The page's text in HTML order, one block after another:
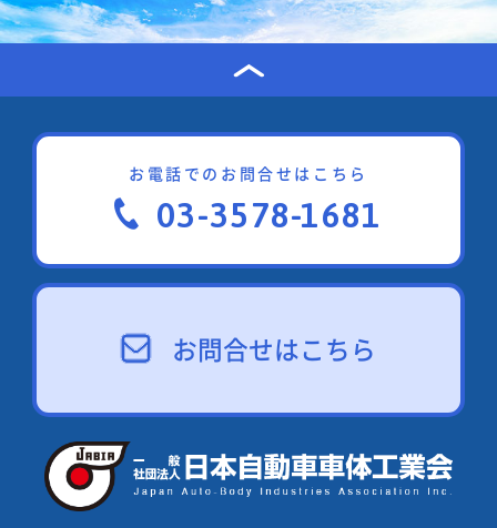
お電話でのお問合せはこちら
03-3578-1681
お問合せはこちら